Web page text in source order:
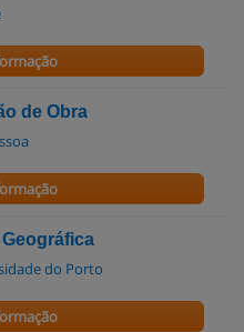
de Obra
do Porto